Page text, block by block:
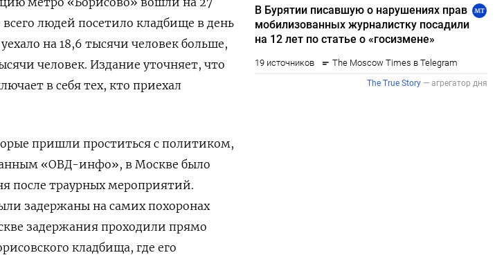
людей посетило кладбище в день
на 18,6 тысячи человек больше,
человек. Издание уточняет, что
в себя тех, кто приехал
пришли проститься с политиком,
«ОВД-инфо», в Москве было
после траурных мероприятий.
задержаны на самих похоронах
задержания проходили прямо
кладбища, где его